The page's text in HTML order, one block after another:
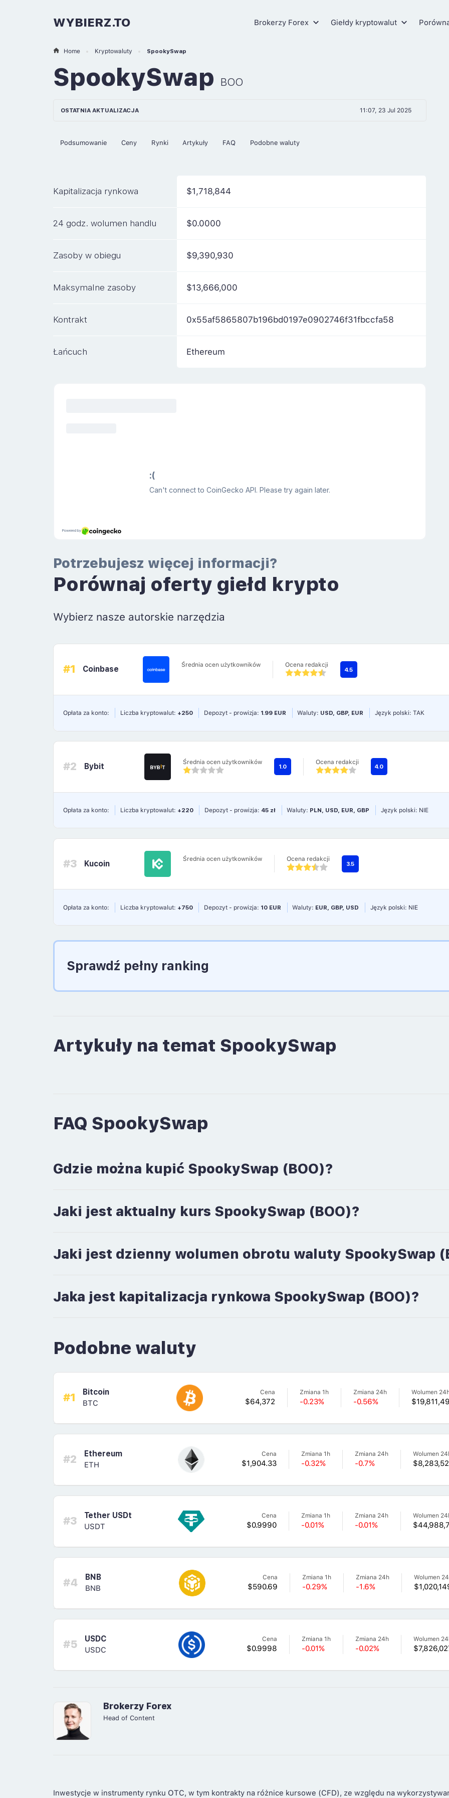
WYBIERZ.TO Brokerzy Forex Giełdy kryptowalut
Home Kryptowaluty SpookySwap
SpookySwap BOO
OSTATNIA AKTUALIZACJA 11:07, 23 Jul 2025
Podsumowanie Ceny Rynki Artykuły FAQ Podobne waluty
Kapitalizacja rynkowa $1,718,844
24 godz. wolumen handlu $0.0000
Zasoby w obiegu $9,390,930
Maksymalne zasoby $13,666,000
Kontrakt 0x55af5865807b196bd0197e0902746f31fbccfa58
Łańcuch Ethereum
Potrzebujesz więcej informacji?
Porównaj oferty giełd krypto
Wybierz nasze autorskie narzędzia
#1 Coinbase Średnia ocen użytkowników Ocena redakcji
4.5
Opłata za konto: Liczba kryptowalut: +250 Depozyt - prowizja: 1.99 EUR Waluty: USD, GBP, EUR Język polski: TAK
#2 Bybit Średnia ocen użytkowników
1.0
Ocena redakcji
4.0
Opłata za konto: Liczba kryptowalut: +220 Depozyt - prowizja: 45 zł Waluty: PLN, USD, EUR, GBP Język polski: NIE
#3 Kucoin Średnia ocen użytkowników Ocena redakcji
3.5
Opłata za konto: Liczba kryptowalut: +750 Depozyt - prowizja: 10 EUR Waluty: EUR, GBP, USD Język polski: NIE
Sprawdź pełny ranking
Artykuły na temat SpookySwap
FAQ SpookySwap
Gdzie można kupić SpookySwap (BOO)?
Jaki jest aktualny kurs SpookySwap (BOO)?
Jaki jest dzienny wolumen obrotu waluty SpookySwap
Jaka jest kapitalizacja rynkowa SpookySwap (BOO)?
Podobne waluty
#1
Bitcoin
BTC
Cena
$64,372
Zmiana 1h
-0.23%
Zmiana 24h
-0.56%
Wolumen
#2
Ethereum
ETH
Cena
$1,904.33
Zmiana 1h
-0.32%
Zmiana 24h
-0.7%
Wolumen
#3
Tether USDt
USDT
Cena
$0.9990
Zmiana 1h
-0.01%
Zmiana 24h
-0.01%
Wolumen
#4
BNB
BNB
Cena
$590.69
Zmiana 1h
-0.29%
Zmiana 24h
-1.6%
Wolumen
#5
USDC
USDC
Cena
$0.9998
Zmiana 1h
-0.01%
Zmiana 24h
-0.02%
Wolumen
Brokerzy Forex
Head of Content
Inwestycje w instrumenty rynku OTC, w tym kontrakty na różnice kursowe (CFD), ze względu na